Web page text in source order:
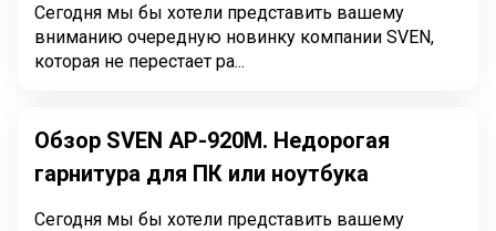
Сегодня мы бы хотели представить вашему
вниманию очередную новинку компании SVEN,
которая не перестает ра...
Обзор SVEN AP-920M. Недорогая
гарнитура для ПК или ноутбука
Сегодня мы бы хотели представить вашему